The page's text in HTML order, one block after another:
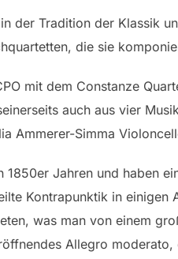
der Tradition der Klassik
die sie
mit dem Constanze
auch aus vier
Ammerer-Simma
1850er Jahren und haben
Kontrapunktik in einigen
was man von einem
Allegro